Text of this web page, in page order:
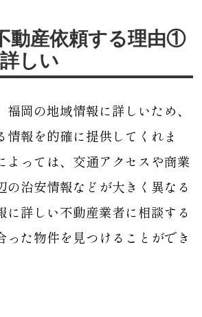
動産依頼する理由①
しい
岡の地域情報に詳しいため、
情報を的確に提供してくれま
よっては、交通アクセスや商業
の治安情報などが大きく異なる
に詳しい不動産業者に相談する
った物件を見つけることができ